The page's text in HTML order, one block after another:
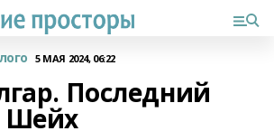
5 МАЯ 2024, 06:22
Последний
Шейх